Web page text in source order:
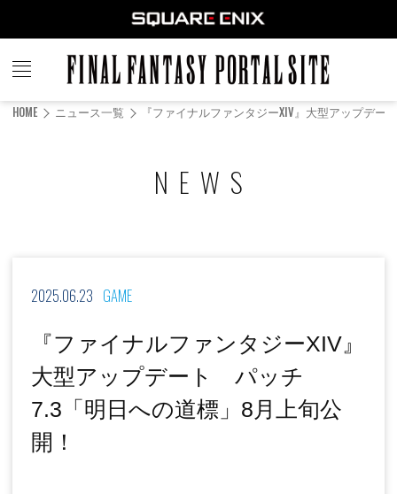
FINAL
FANTASY
HOME ニュース一覧 『ファイナルファンタジーXIV』大型アップデ
NEWS
GAME
2025.06.23
『ファイナルファンタジーXIV』
大型アップデート パッチ
7.3「明日への道標」8月上旬公
開！